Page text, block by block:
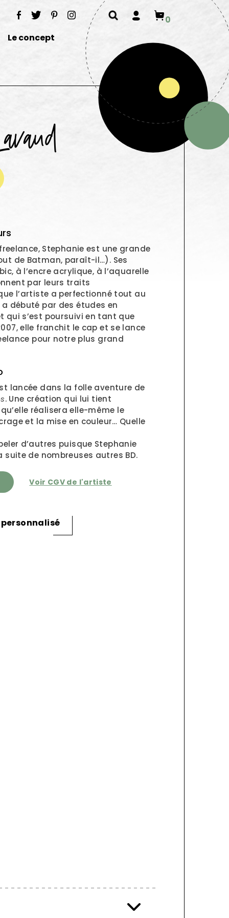
0
Le concept
Stephanie est une grande
de Batman, paraît-il…). Ses
à l’encre acrylique, à l’aquarelle
par leurs traits
l’artiste a perfectionné tout au
débuté par des études en
qui s’est poursuivi en tant que
elle franchit le cap et se lance
pour notre plus grand
lancée dans la folle aventure de
. Une création qui lui tient
réalisera elle-même le
et la mise en couleur… Quelle
d’autres puisque Stephanie
de nombreuses autres BD.
Voir CGV de l'artiste